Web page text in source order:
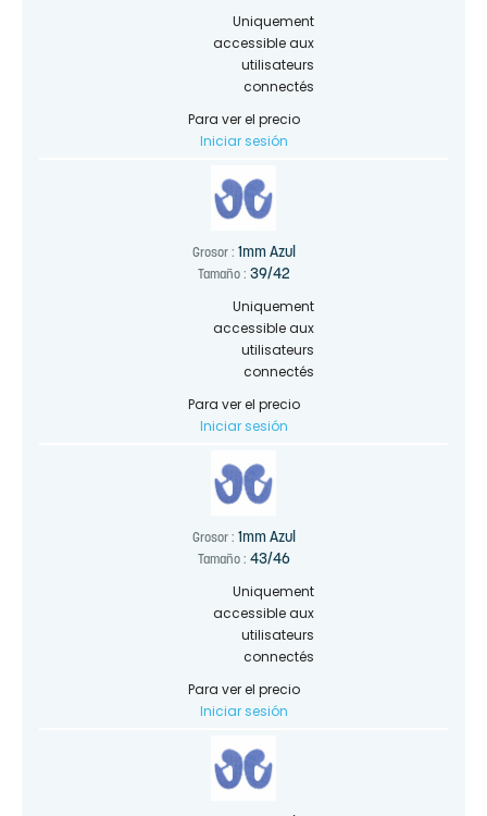
Uniquement
accessible aux
utilisateurs
connectés
Para ver el precio
Iniciar sesión
Grosor : 1mm Azul
Tamaño : 39/42
Uniquement
accessible aux
utilisateurs
connectés
Para ver el precio
Iniciar sesión
Grosor : 1mm Azul
Tamaño : 43/46
Uniquement
accessible aux
utilisateurs
connectés
Para ver el precio
Iniciar sesión